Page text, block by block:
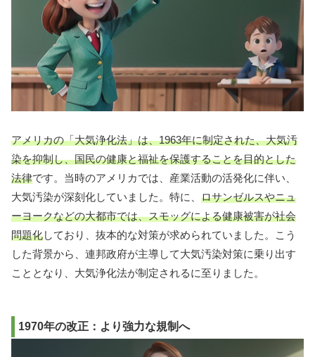
アメリカの「大気浄化法」は、1963年に制定された、大気汚
染を抑制し、国民の健康と福祉を保護することを目的とした
法律です。当時のアメリカでは、産業活動の活発化に伴い、
大気汚染が深刻化していました。特に、 ロサンゼルスやニュ
ーヨークなどの大都市では、スモッグによる健康被害が社会
問題化しており、抜本的な対策が求められていました。こう
した背景から、連邦政府が主導して大気汚染対策に乗り出す
こととなり、大気浄化法が制定されるに至りました。
1970年の改正：より強力な規制へ